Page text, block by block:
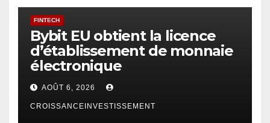
FINTECH
Bybit EU obtient la licence
d’établissement de monnaie
électronique
AOÛT 6, 2026
CROISSANCEINVESTISSEMENT